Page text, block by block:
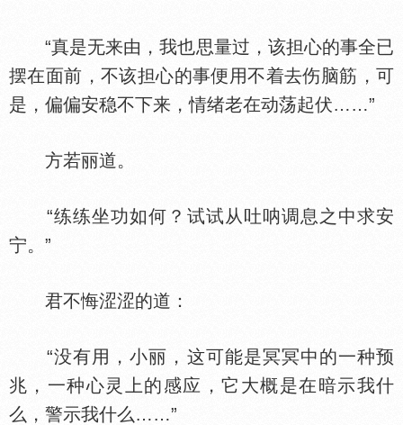
“真是无来由，我也思量过，该担心的事全已
摆在面前，不该担心的事便用不着去伤脑筋，可
是，偏偏安稳不下来，情绪老在动荡起伏……”
方若丽道。
“练练坐功如何？试试从吐呐调息之中求安
宁。”
君不悔涩涩的道：
“没有用，小丽，这可能是冥冥中的一种预
兆，一种心灵上的感应，它大概是在暗示我什
么，警示我什么……”